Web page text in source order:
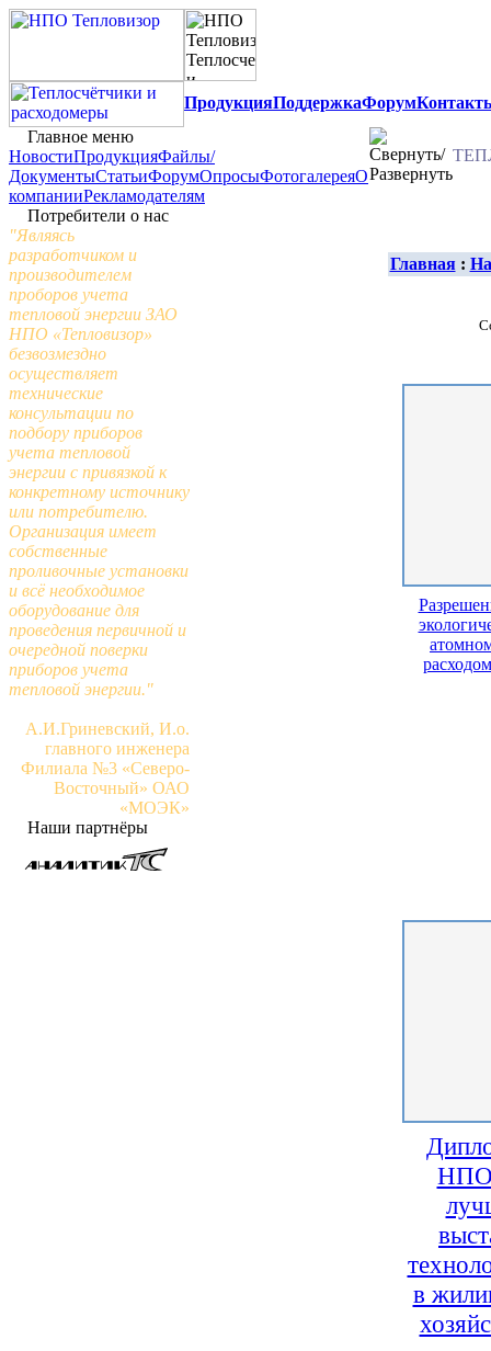
ПродукцияПоддержкаФорум
Главное меню
НовостиПродукцияФайлы/
ДокументыСтатьиФорумОпросыФотогалереяО
компанииРекламодателям
Потребители о нас
"Являясь
разработчиком и
производителем
проборов учета
тепловой энергии ЗАО
НПО «Тепловизор»
безвозмездно
осуществляет
технические
консультации по
подбору приборов
учета тепловой
энергии с привязкой к
конкретному источнику
или потребителю.
Организация имеет
собственные
проливочные установки
и всё необходимое
оборудование для
проведения первичной и
очередной поверки
приборов учета
тепловой энергии."
А.И.Гриневский, И.о.
главного инженера
Филиала №3 «Северо-
Восточный» ОАО
«МОЭК»
Наши партнёры
Главная:
НПО
в